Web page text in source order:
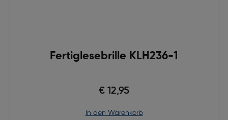
Fertiglesebrille KLH236-1
€ 12,95
in den Warenkorb